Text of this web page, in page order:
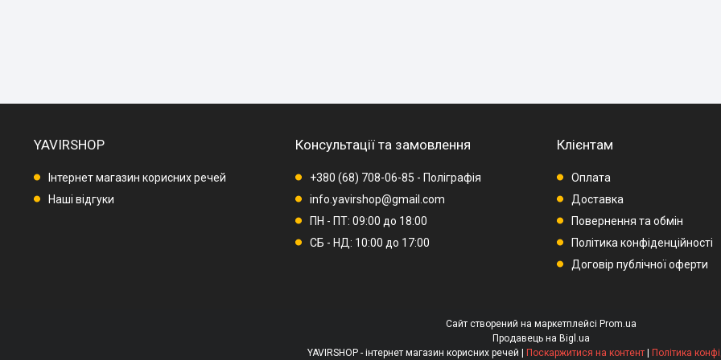
YAVIRSHOP
Інтернет магазин корисних речей
Наші відгуки
Консультації та замовлення
+380 (68) 708-06-85 - Поліграфія
info.yavirshop@gmail.com
ПН - ПТ: 09:00 до 18:00
СБ - НД: 10:00 до 17:00
Клієнтам
Оплата
Доставка
Повернення та обмін
Політика конфіденційності
Договір публічної оферти
Сайт створений на маркетплейсі Prom.ua
Продавець на Bigl.ua
YAVIRSHOP - інтернет магазин корисних речей | Поскаржитися на контент | Політика